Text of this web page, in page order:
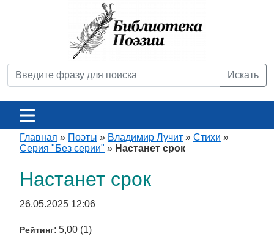
Искать
Главная » Поэты » Владимир Лучит » Стихи »
Серия "Без серии" » Настанет срок
Настанет срок
26.05.2025 12:06
Рейтинг: 5,00 (1)